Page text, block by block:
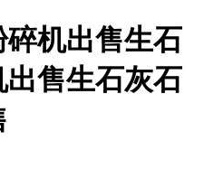
机出售生石
售生石灰石